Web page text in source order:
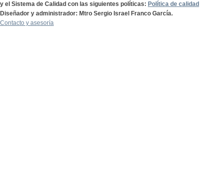
y el Sistema de Calidad con las siguientes políticas: Política de calidad
Diseñador y administrador: Mtro Sergio Israel Franco García.
Contacto y asesoría